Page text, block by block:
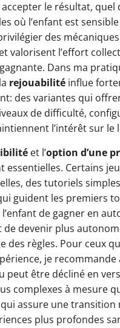
le résultat, quel
où l’enfant est
des
valorisent l’effort
Dans ma
rejouabilité influe
des variantes qui
de difficulté,
l’intérêt sur le
et l’option d’une
essentielles. Certains
des tutoriels
guident les premiers
de gagner en
devenir plus
des règles. Pour ceux
je recommande
peut être décliné en
complexes à mesure
assure une transition
plus profondes